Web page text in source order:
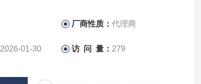
厂商性质：代理商
2026-01-30 访 问 量： 279